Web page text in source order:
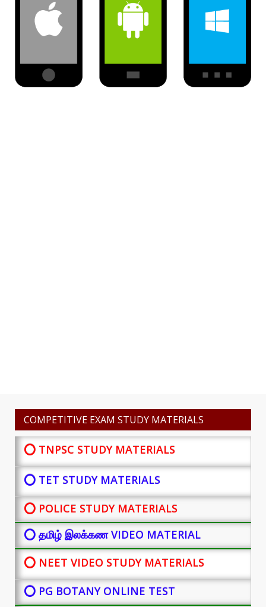
COMPETITIVE EXAM STUDY MATERIALS
⭕ TNPSC STUDY MATERIALS
⭕ TET STUDY MATERIALS
⭕ POLICE STUDY MATERIALS
⭕ தமிழ் இலக்கண VIDEO MATERIAL
⭕ NEET VIDEO STUDY MATERIALS
⭕ PG BOTANYONLINE TEST